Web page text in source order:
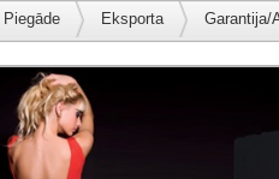
Piegāde Eksporta Garantija/